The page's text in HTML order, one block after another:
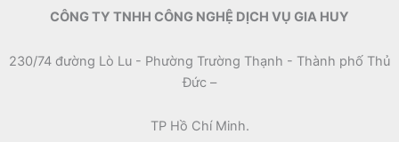
CÔNG TY TNHH CÔNG NGHỆ DỊCH VỤ GIA HUY
230/74 đường Lò Lu - Phường Trường Thạnh - Thành phố Thủ
Đức –
TP Hồ Chí Minh.